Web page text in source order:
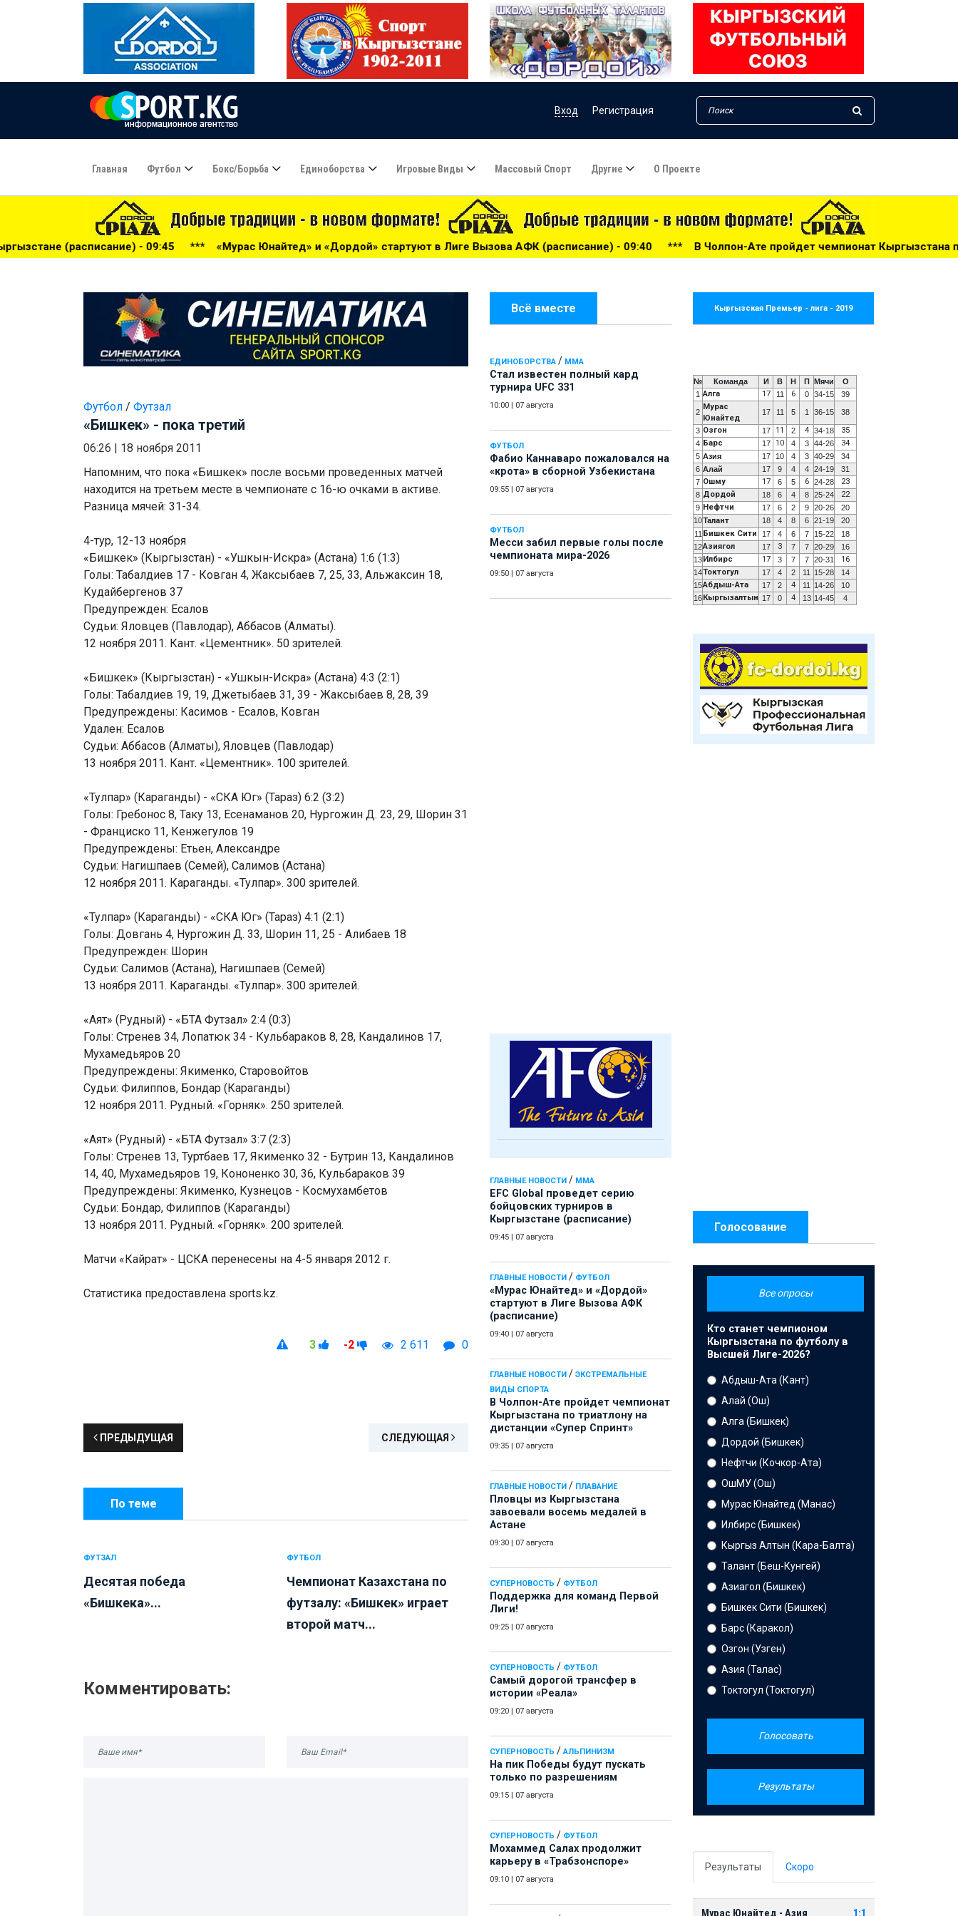
Вход Регистрация
Главная Футбол Бокс/борьба Единоборства Игровые Виды Массовый Спорт Другие О Проекте
- 09:45 ***«Мурас Юнайтед» и «Дордой» стартуют в Лиге Вызова АФК (расписание) - 09:40 ***В Чолпон-Ате пройдет чемпионат Кыргызстана по триатлону на
Всё вместе
ЕДИНОБОРСТВА / ММА
Стал известен полный кард
турнира UFC 331
10:00 07 августа
ФУТБОЛ
Фабио Каннаваро пожаловался на
«крота» в сборной Узбекистана
09:55 07 августа
ФУТБОЛ
Месси забил первые голы после
чемпионата мира-2026
09:50 07 августа
ГЛАВНЫЕ НОВОСТИ / ММА
EFC Global проведет серию
бойцовских турниров в
Кыргызстане (расписание)
09:45 07 августа
ГЛАВНЫЕ НОВОСТИ / ФУТБОЛ
«Мурас Юнайтед» и «Дордой»
стартуют в Лиге Вызова АФК
(расписание)
09:40 07 августа
ГЛАВНЫЕ НОВОСТИ / ЭКСТРЕМАЛЬНЫЕ
ВИДЫ СПОРТА
В Чолпон-Ате пройдет чемпионат
Кыргызстана по триатлону на
дистанции «Супер Спринт»
09:35 07 августа
ГЛАВНЫЕ НОВОСТИ / ПЛАВАНИЕ
Пловцы из Кыргызстана
завоевали восемь медалей в
Астане
09:30 07 августа
СУПЕРНОВОСТЬ / ФУТБОЛ
Поддержка для команд Первой
Лиги!
09:25 07 августа
СУПЕРНОВОСТЬ / ФУТБОЛ
Самый дорогой трансфер в
истории «Реала»
09:20 07 августа
СУПЕРНОВОСТЬ / АЛЬПИНИЗМ
На пик Победы будут пускать
только по разрешениям
09:15 07 августа
СУПЕРНОВОСТЬ / ФУТБОЛ
Мохаммед Салах продолжит
карьеру в «Трабзонспоре»
09:10 07 августа
Футбол / Футзал
«Бишкек» - пока третий
06:26
18 ноября 2011
Напомним, что пока «Бишкек» после восьми проведенных матчей
находится на третьем месте в чемпионате с 16-ю очками в активе.
Разница мячей: 31-34.
4-тур, 12-13 ноября
«Бишкек» (Кыргызстан) - «Ушкын-Искра» (Астана) 1:6 (1:3)
Голы: Табалдиев 17 - Ковган 4, Жаксыбаев 7, 25, 33, Альжаксин 18,
Кудайбергенов 37
Предупрежден: Есалов
Судьи: Яловцев (Павлодар), Аббасов (Алматы).
12 ноября 2011. Кант. «Цементник». 50 зрителей.
«Бишкек» (Кыргызстан) - «Ушкын-Искра» (Астана) 4:3 (2:1)
Голы: Табалдиев 19, 19, Джетыбаев 31, 39 - Жаксыбаев 8, 28, 39
Предупреждены: Касимов - Есалов, Ковган
Удален: Есалов
Судьи: Аббасов (Алматы), Яловцев (Павлодар)
13 ноября 2011. Кант. «Цементник». 100 зрителей.
«Тулпар» (Караганды) - «СКА Юг» (Тараз) 6:2 (3:2)
Голы: Гребонос 8, Таку 13, Есенаманов 20, Нургожин Д. 23, 29, Шорин 31
- Франциско 11, Кенжегулов 19
Предупреждены: Етьен, Александре
Судьи: Нагишпаев (Семей), Салимов (Астана)
12 ноября 2011. Караганды. «Тулпар». 300 зрителей.
«Тулпар» (Караганды) - «СКА Юг» (Тараз) 4:1 (2:1)
Голы: Довгань 4, Нургожин Д. 33, Шорин 11, 25 - Алибаев 18
Предупрежден: Шорин
Судьи: Салимов (Астана), Нагишпаев (Семей)
13 ноября 2011. Караганды. «Тулпар». 300 зрителей.
«Аят» (Рудный) - «БТА Футзал» 2:4 (0:3)
Голы: Стренев 34, Лопатюк 34 - Кульбараков 8, 28, Кандалинов 17,
Мухамедьяров 20
Предупреждены: Якименко, Старовойтов
Судьи: Филиппов, Бондар (Караганды)
12 ноября 2011. Рудный. «Горняк». 250 зрителей.
«Аят» (Рудный) - «БТА Футзал» 3:7 (2:3)
Голы: Стренев 13, Туртбаев 17, Якименко 32 - Бутрин 13, Кандалинов
14, 40, Мухамедьяров 19, Кононенко 30, 36, Кульбараков 39
Предупреждены: Якименко, Кузнецов - Космухамбетов
Судьи: Бондар, Филиппов (Караганды)
13 ноября 2011. Рудный. «Горняк». 200 зрителей.
Матчи «Кайрат» - ЦСКА перенесены на 4-5 января 2012 г.
Статистика предоставлена sports.kz.
3 -2 2 611 0
ПРЕДЫДУЩАЯ СЛЕДУЮЩАЯ
По теме
ФУТЗАЛ
Десятая победа
«Бишкека»...
ФУТБОЛ
Чемпионат Казахстана по
футзалу: «Бишкек» играет
второй матч...
Комментировать:
Кыргызская Премьер - лига - 2019
№ Команда И В Н П Мячи
О
1 Алга 17 11 6 0 34-15 39
2
Мурас
Юнайтед
17 11 5 1 36-15 38
3 Озгон 17 11 2 4 34-18 35
4 Барс 17 10 4 3 44-26 34
5 Азия 17 10 4 3 40-29
34
6 Алай 17 9 4 4 24-19
31
7 Ошму 17 6 5 6 24-28 23
8 Дордой 18 6 4 8 25-24 22
9 Нефтчи 17 6 2 9 20-26
20
10Талант 18 4 8 6 21-19
20
11 Бишкек Сити 17 4 6 7 15-22
18
12Азиягол 17 3 7 7 20-29
16
13 Илбирс 17 3 7 7 20-31 16
14Токтогул 17 4 2 11 15-28
14
15Абдыш-Ата 17 2 4 11 14-26
10
16 Кыргызалтын 17 0 4 13 14-45 4
Голосование
Все опросы
Кто станет чемпионом
Кыргызстана по футболу в
Высшей Лиге-2026?
Абдыш-Ата (Кант)
Алай (Ош)
Алга (Бишкек)
Дордой (Бишкек)
Нефтчи (Кочкор-Ата)
ОшМУ (Ош)
Мурас Юнайтед (Манас)
Илбирс (Бишкек)
Кыргыз Алтын (Кара-Балта)
Талант (Беш-Кунгей)
Азиагол (Бишкек)
Бишкек Сити (Бишкек)
Барс (Каракол)
Озгон (Узген)
Азия (Талас)
Токтогул (Токтогул)
Голосовать
Результаты
Результаты Скоро
Мурас Юнайтед - Азия 1:1